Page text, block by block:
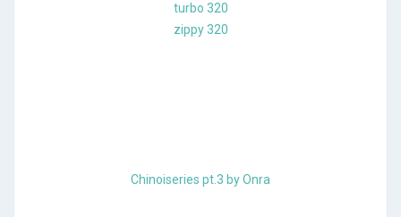
turbo 320
zippy 320
Chinoiseries pt.3 by Onra